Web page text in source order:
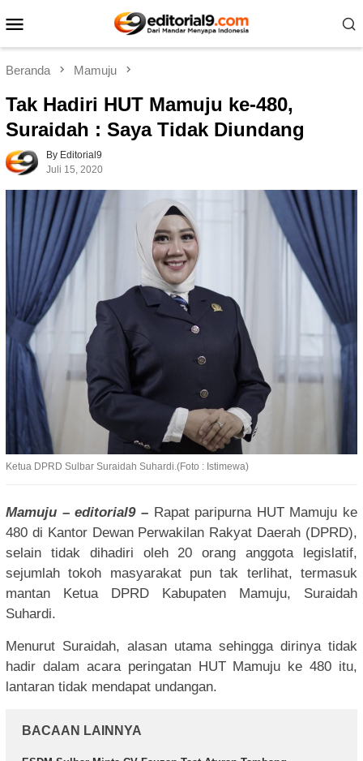
ke
Mobile
Beranda Mamuju
Tak Hadiri HUT Mamuju ke-480,
Suraidah : Saya Tidak Diundang
By Editorial9
Juli 15, 2020
Ketua DPRD Sulbar Suraidah Suhardi.(Foto : Istimewa)
Mamuju – editorial9 – Rapat paripurna HUT Mamuju ke
480 di Kantor Dewan Perwakilan Rakyat Daerah (DPRD),
selain tidak dihadiri oleh 20 orang anggota legislatif,
sejumlah tokoh masyarakat pun tak terlihat, termasuk
mantan Ketua DPRD Kabupaten Mamuju, Suraidah
Suhardi.
Menurut Suraidah, alasan utama sehingga dirinya tidak
hadir dalam acara peringatan HUT Mamuju ke 480 itu,
lantaran tidak mendapat undangan.
BACAAN LAINNYA